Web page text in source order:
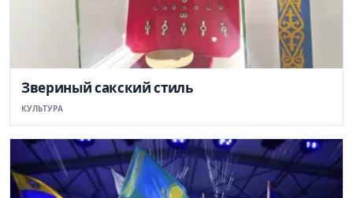
Звериный сакский стиль
КУЛЬТУРА